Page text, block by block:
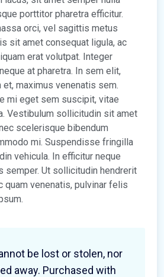
porttitor pharetra efficitur.
orci, vel sagittis metus
sit amet consequat ligula, ac
erat volutpat. Integer
at pharetra. In sem elit,
maximus venenatis sem.
mi eget sem suscipit, vitae
Vestibulum sollicitudin sit amet
scelerisque bibendum
mi. Suspendisse fringilla
vehicula. In efficitur neque
semper. Ut sollicitudin hendrerit
quam venenatis, pulvinar felis
be lost or stolen, nor
away. Purchased with